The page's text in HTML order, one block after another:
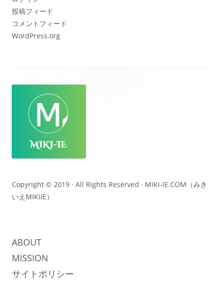
投稿フィード
コメントフィード
WordPress.org
テ
ン
Copyright © 2019 · All Rights Reserved · MIKI-IE.COM（みき
いえMIKIIE）
ABOUT
MISSION
サイトポリシー